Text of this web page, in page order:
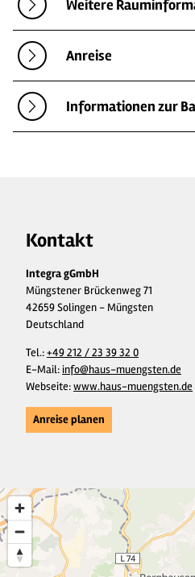
Weitere
Anreise
Informationen zur
Kontakt
Integra gGmbH
Müngstener Brückenweg 71
42659 Solingen - Müngsten
Deutschland
Tel.:+49 212 / 23 39 32 0
E-Mail:info@haus-muengsten.de
Webseite:www.haus-muengsten.de
Anreise planen